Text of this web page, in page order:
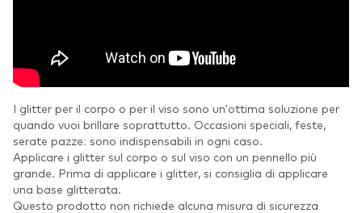
I glitter per il corpo o per il viso sono un'ottima soluzione per
quando vuoi brillare soprattutto. Occasioni speciali, feste,
serate pazze: sono indispensabili in ogni caso.
Applicare i glitter sul corpo o sul viso con un pennello più
grande. Prima di applicare i glitter, si consiglia di applicare
una base glitterata.
Questo prodotto non richiede alcuna misura di sicurezza